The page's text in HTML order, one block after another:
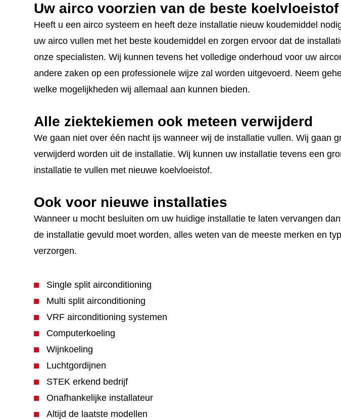
STORING MELDEN
Uw airco voorzien van de beste koelvloeistof
Heeft u een airco systeem en heeft deze installatie nieuw koudemiddel
uw airco vullen met het beste koudemiddel en zorgen ervoor dat de
onze specialisten. Wij kunnen tevens het volledige onderhoud voor uw
andere zaken op een professionele wijze zal worden uitgevoerd. Neem
welke mogelijkheden wij allemaal aan kunnen bieden.
Alle ziektekiemen ook meteen verwijderd
We gaan niet over één nacht ijs wanneer wij de installatie vullen. Wij gaan
verwijderd worden uit de installatie. Wij kunnen uw installatie tevens een
installatie te vullen met nieuwe koelvloeistof.
Ook voor nieuwe installaties
Wanneer u mocht besluiten om uw huidige installatie te laten vervangen
de installatie gevuld moet worden, alles weten van de meeste merken en
verzorgen.
Single split airconditioning
Multi split airconditioning
VRF airconditioning systemen
Computerkoeling
Wijnkoeling
Luchtgordijnen
STEK erkend bedrijf
Onafhankelijke installateur
Altijd de laatste modellen